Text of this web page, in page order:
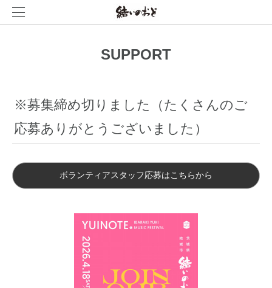
SUPPORT
※募集締め切りました（たくさんのご
応募ありがとうございました）
ボランティアスタッフ応募はこちらから